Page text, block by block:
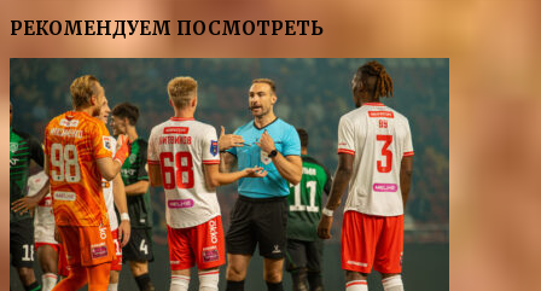
РЕКОМЕНДУЕМ ПОСМОТРЕТЬ